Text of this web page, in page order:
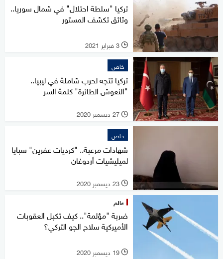
تركيا "سلطة احتلال" في شمال سوريا..
وثائق تكشف المستور
l 3 فبراير 2021
خاص
تركيا تتجه لحرب شاملة في ليبيا..
"النعوش الطائرة" كلمة السر
l 27 ديسمبر 2020
خاص
شهادات مرعبة.. "كرديات عفرين" سبايا
لميليشيات أردوغان
l 23 ديسمبر 2020
عالم
ضربة "مؤلمة".. كيف تكبل العقوبات
الأميركية سلاح الجو التركي؟
l 19 ديسمبر 2020